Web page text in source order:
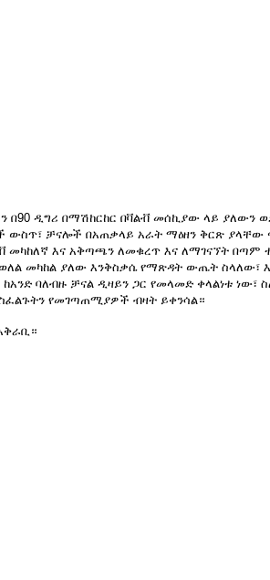
ዲግሪ በማሽከርከር በቫልቭ መሰኪያው ላይ ያለውን
ቻናሎች በአጠቃላይ አራት ማዕዘን ቅርጽ ያላቸው
መካከለኛ እና አቅጣጫን ለመቁረጥ እና ለማገናኘት በጣም
መካከል ያለው እንቅስቃሴ የማጽዳት ውጤት
ባለብዙ ቻናል ዲዛይን ጋር የመላመድ ቀላልነቱ ነው፣
የመገጣጠሚያዎች ብዛት ይቀንሳል።